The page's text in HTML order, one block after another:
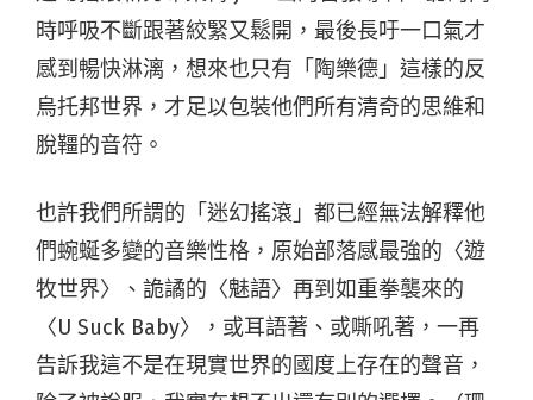
時呼吸不斷跟著絞緊又鬆開，最後長吁一口氣才
感到暢快淋漓，想來也只有「陶樂德」這樣的反
烏托邦世界，才足以包裝他們所有清奇的思維和
脫韁的音符。
也許我們所謂的「迷幻搖滾」都已經無法解釋他
們蜿蜒多變的音樂性格，原始部落感最強的〈遊
牧世界〉、詭譎的〈魅語〉再到如重拳襲來的
〈U Suck Baby〉，或耳語著、或嘶吼著，一再
告訴我這不是在現實世界的國度上存在的聲音，